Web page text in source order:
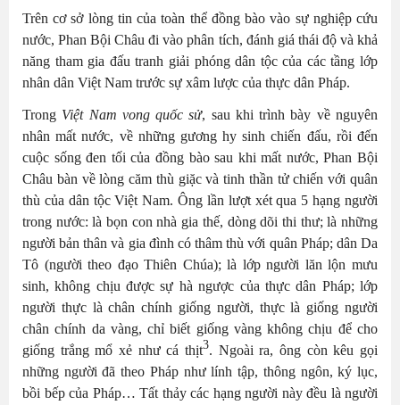
Trên cơ sở lòng tin của toàn thể đồng bào vào sự nghiệp cứu
nước, Phan Bội Châu đi vào phân tích, đánh giá thái độ và khả
năng tham gia đấu tranh giải phóng dân tộc của các tầng lớp
nhân dân Việt Nam trước sự xâm lược của thực dân Pháp.
Trong Việt Nam vong quốc sử, sau khi trình bày về nguyên
nhân mất nước, về những gương hy sinh chiến đấu, rồi đến
cuộc sống đen tối của đồng bào sau khi mất nước, Phan Bội
Châu bàn về lòng căm thù giặc và tinh thần tử chiến với quân
thù của dân tộc Việt Nam. Ông lần lượt xét qua 5 hạng người
trong nước: là bọn con nhà gia thế, dòng dõi thi thư; là những
người bản thân và gia đình có thâm thù với quân Pháp; dân Da
Tô (người theo đạo Thiên Chúa); là lớp người lăn lộn mưu
sinh, không chịu được sự hà ngược của thực dân Pháp; lớp
người thực là chân chính giống người, thực là giống người
chân chính da vàng, chỉ biết giống vàng không chịu để cho
giống trắng mổ xẻ như cá thịt3. Ngoài ra, ông còn kêu gọi
những người đã theo Pháp như lính tập, thông ngôn, ký lục,
bồi bếp của Pháp… Tất thảy các hạng người này đều là người